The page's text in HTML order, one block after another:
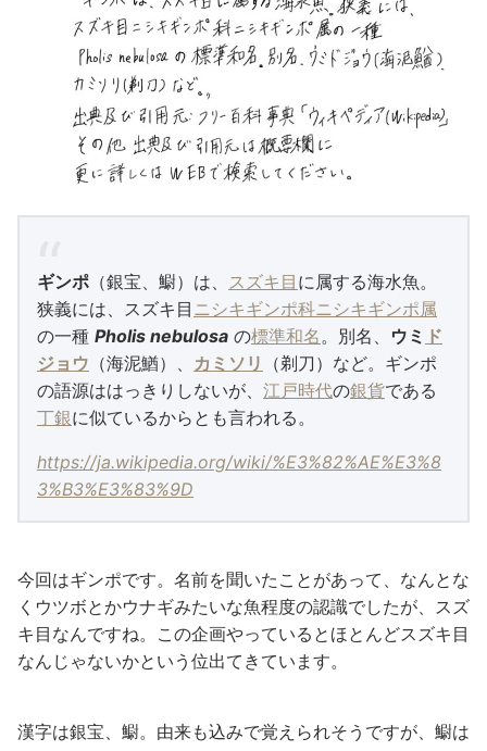
ギンポ （銀宝、䲁）は、 スズキ目 に属する海水魚。
狭義には、スズキ目 ニシキギンポ科ニシキギンポ属
の一種 Pholis nebulosa の標準和名 。別名、 ウミ ド
ジョウ （海泥鰌）、 カミソリ
（剃刀）など。ギンポ
の語源ははっきりしないが、 江戸時代の銀貨である
丁銀に似ているからとも言われる。
https://ja.wikipedia.org/wiki/%E3%82%AE%E3%8
3%B3%E3%83%9D
今回はギンポです。名前を聞いたことがあって、なんとな
くウツボとかウナギみたいな魚程度の認識でしたが、スズ
キ目なんですね。この企画やっているとほとんどスズキ目
なんじゃないかという位出てきています。
漢字は銀宝、䲁。由来も込みで覚えられそうですが、䲁は